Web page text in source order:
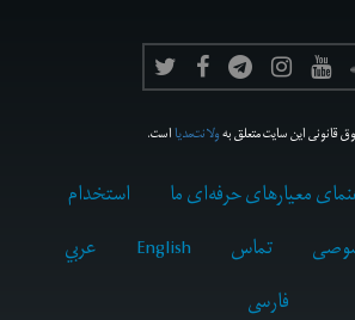
قانونی این سایت متعلق بهولانت‌مدیااست.
معیارهای حرفه‌ای ما
استخدام
تماس English
عربي
فارسى